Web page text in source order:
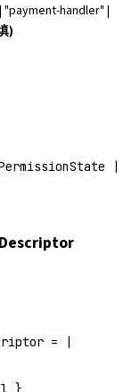
handler" |
)
|
= |
}